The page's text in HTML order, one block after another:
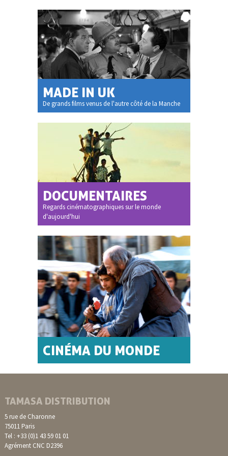
MADE IN UK
De grands films venus de l'autre côté de la Manche
DOCUMENTAIRES
Regards cinématographiques sur le monde
d'aujourd'hui
CINÉMA DU MONDE
TAMASA DISTRIBUTION
5 rue de Charonne
75011 Paris
Tel : +33 (0)1 43 59 01 01
Agrément CNC D2396